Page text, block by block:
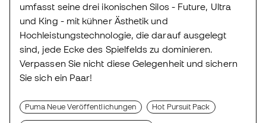
umfasst seine drei ikonischen Silos - Future, Ultra
und King - mit kühner Ästhetik und
Hochleistungstechnologie, die darauf ausgelegt
sind, jede Ecke des Spielfelds zu dominieren.
Verpassen Sie nicht diese Gelegenheit und sichern
Sie sich ein Paar!
Puma Neue Veröffentlichungen Hot Pursuit Pack